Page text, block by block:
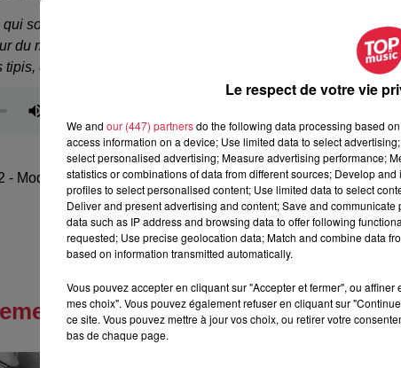
sont relativement classiques en son et lumière. Ce qui le
du mapping sur le quai des bateliers et sur la place du
des espaces pour se poser. Des lieux pour se poser et
- Modifié : 30 octobre 2025 à 16h48 Rédaction
Le respect de votre vie
We and our (447) partnersdo the following data processing based
access information on a device; Use limited data to select
select personalised advertising; Measure advertising performance;
statistics or combinations of data from different sources; Develop
profiles to select personalised content; Use limited data to select
Deliver and present advertising and content; Save and
data such as IP address and browsing data to offer following
requested; Use precise geolocation data; Match and combine data
based on information transmitted automatically.
Vous pouvez accepter en cliquant sur "Accepter et fermer", ou
mes choix". Vous pouvez également refuser en cliquant sur
ce site. Vous pouvez mettre à jour vos choix, ou retirer votre
bas de chaque page.